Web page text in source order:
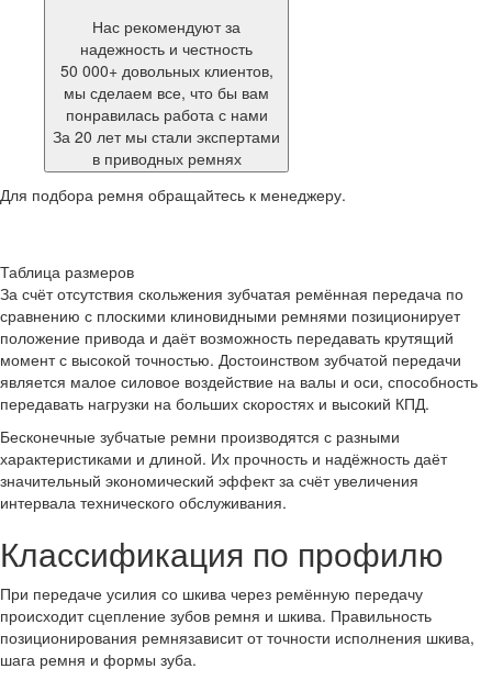
Нас рекомендуют за
надежность и честность
50 000+ довольных клиентов,
мы сделаем все, что бы вам
понравилась работа с нами
За 20 лет мы стали экспертами
в приводных ремнях
Для подбора ремня обращайтесь к менеджеру.
Таблица размеров
За счёт отсутствия скольжения зубчатая ремённая передача по
сравнению с плоскими клиновидными ремнями позиционирует
положение привода и даёт возможность передавать крутящий
момент с высокой точностью. Достоинством зубчатой передачи
является малое силовое воздействие на валы и оси, способность
передавать нагрузки на больших скоростях и высокий КПД.
Бесконечные зубчатые ремни производятся с разными
характеристиками и длиной. Их прочность и надёжность даёт
значительный экономический эффект за счёт увеличения
интервала технического обслуживания.
Классификация по профилю
При передаче усилия со шкива через ремённую передачу
происходит сцепление зубов ремня и шкива. Правильность
позиционирования ремнязависит от точности исполнения шкива,
шага ремня и формы зуба.